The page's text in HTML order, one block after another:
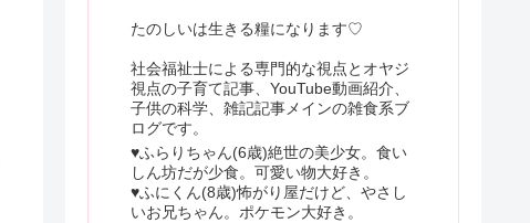
たのしいは生きる糧になります♡
社会福祉士による専門的な視点とオヤジ
視点の子育て記事、YouTube動画紹介、
子供の科学、雑記記事メインの雑食系ブ
ログです。
♥ふらりちゃん(6歳)絶世の美少女。食い
しん坊だが少食。可愛い物大好き。
♥ふにくん(8歳)怖がり屋だけど、やさし
いお兄ちゃん。ポケモン大好き。